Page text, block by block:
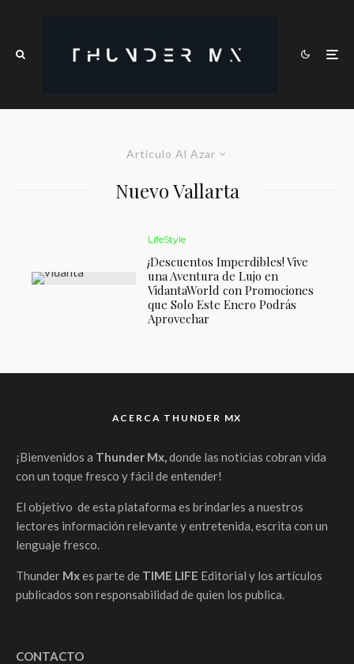
Artículo Al Azar
Nuevo Vallarta
LifeStyle
¡Descuentos Imperdibles! Vive
una Aventura de Lujo en
VidantaWorld con Promociones
que Solo Este Enero Podrás
Aprovechar
ACERCA THUNDER MX
¡Bienvenidos a Thunder Mx,donde las noticias cobran vida
con un toque fresco y fácil de entender!
El objetivo de esta plataforma es brindarles a nuestros
lectores información relevante y entretenida, escrita con un
lenguaje fresco.
Thunder Mxes parte de TIME LIFE Editorial y los artículos
publicados son responsabilidad de quien los publica.
CONTACTO